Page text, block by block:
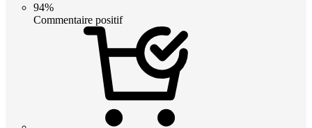
94%
Commentaire positif